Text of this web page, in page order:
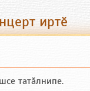
иртӗ
татăлнипе.